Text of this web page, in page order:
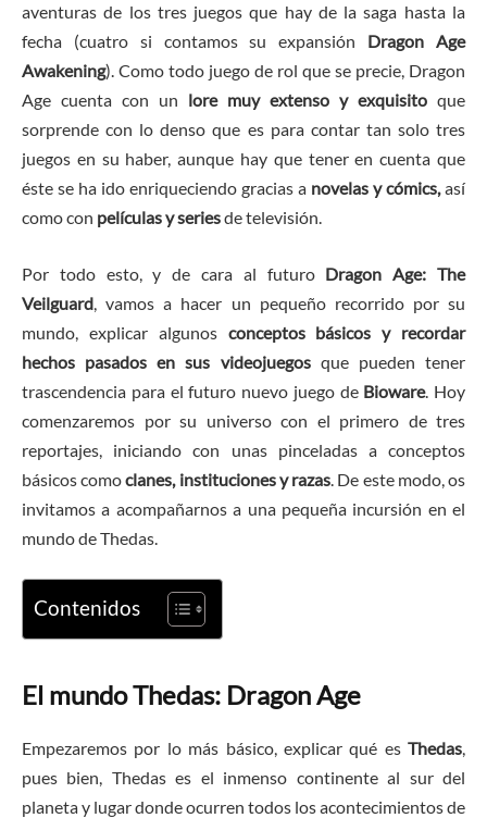
aventuras de los tres juegos que hay de la saga hasta la
fecha (cuatro si contamos su expansión Dragon Age
Awakening). Como todo juego de rol que se precie, Dragon
Age cuenta con un lore muy extenso y exquisito que
sorprende con lo denso que es para contar tan solo tres
juegos en su haber, aunque hay que tener en cuenta que
éste se ha ido enriqueciendo gracias a novelas y cómics,así
como con películas y seriesde televisión.
Por todo esto, y de cara al futuroDragon Age: The
Veilguard, vamos a hacer un pequeño recorrido por su
mundo, explicar algunos conceptos básicos y recordar
hechos pasados en sus videojuegosque pueden tener
trascendencia para el futuro nuevo juego de Bioware. Hoy
comenzaremos por su universo con el primero de tres
reportajes, iniciando con unas pinceladas a conceptos
básicos comoclanes, instituciones y razas. De este modo, os
invitamos a acompañarnos a una pequeña incursión en el
mundo de Thedas.
Contenidos
El mundo Thedas: Dragon Age
Empezaremos por lo más básico, explicar qué es Thedas
pues bien, Thedas es el inmenso continente al sur del
planeta y lugar donde ocurren todos los acontecimientos de